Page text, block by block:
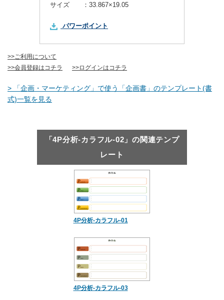
サイズ ： 33.867×19.05
パワーポイント
>>ご利用について
>>会員登録はコチラ
>>ログインはコチラ
> 「企画・マーケティング」で使う「企画書」のテンプレート(書
式)一覧を見る
「4P分析-カラフル-02」の関連テンプ
レート
4P分析-カラフル-01
4P分析-カラフル-03